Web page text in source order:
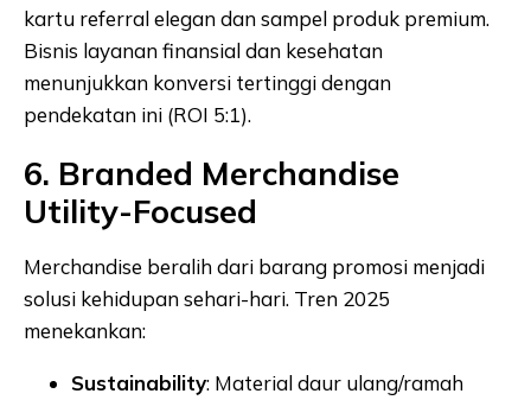
kartu referral elegan dan sampel produk premium.
Bisnis layanan finansial dan kesehatan
menunjukkan konversi tertinggi dengan
pendekatan ini (ROI 5:1).
6. Branded Merchandise
Utility-Focused
Merchandise beralih dari barang promosi menjadi
solusi kehidupan sehari-hari. Tren 2025
menekankan:
Sustainability: Material daur ulang/ramah